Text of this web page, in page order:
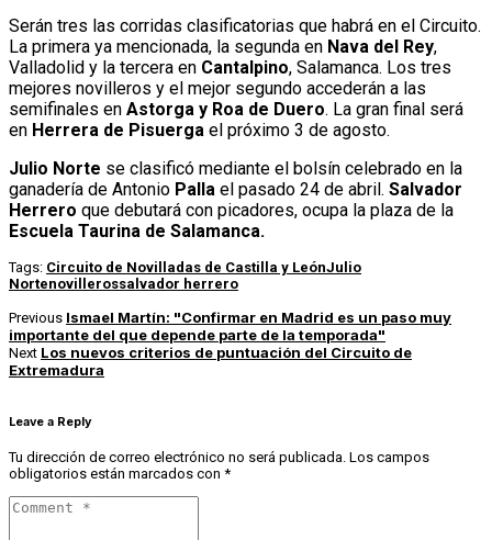
Serán tres las corridas clasificatorias que habrá en el Circuito.
La primera ya mencionada, la segunda en Nava del Rey,
Valladolid y la tercera en Cantalpino, Salamanca. Los tres
mejores novilleros y el mejor segundo accederán a las
semifinales en Astorga y Roa de Duero. La gran final será
en Herrera de Pisuerga el próximo 3 de agosto.
Julio Norte se clasificó mediante el bolsín celebrado en la
ganadería de Antonio Palla el pasado 24 de abril. Salvador
Herrero que debutará con picadores, ocupa la plaza de la
Escuela Taurina de Salamanca.
Tags: Circuito de Novilladas de Castilla y LeónJulio
Nortenovillerossalvador herrero
Previous Ismael Martín: "Confirmar en Madrid es un paso muy
importante del que depende parte de la temporada"
Next Los nuevos criterios de puntuación del Circuito de
Extremadura
Leave a Reply
Tu dirección de correo electrónico no será publicada. Los campos
obligatorios están marcados con *